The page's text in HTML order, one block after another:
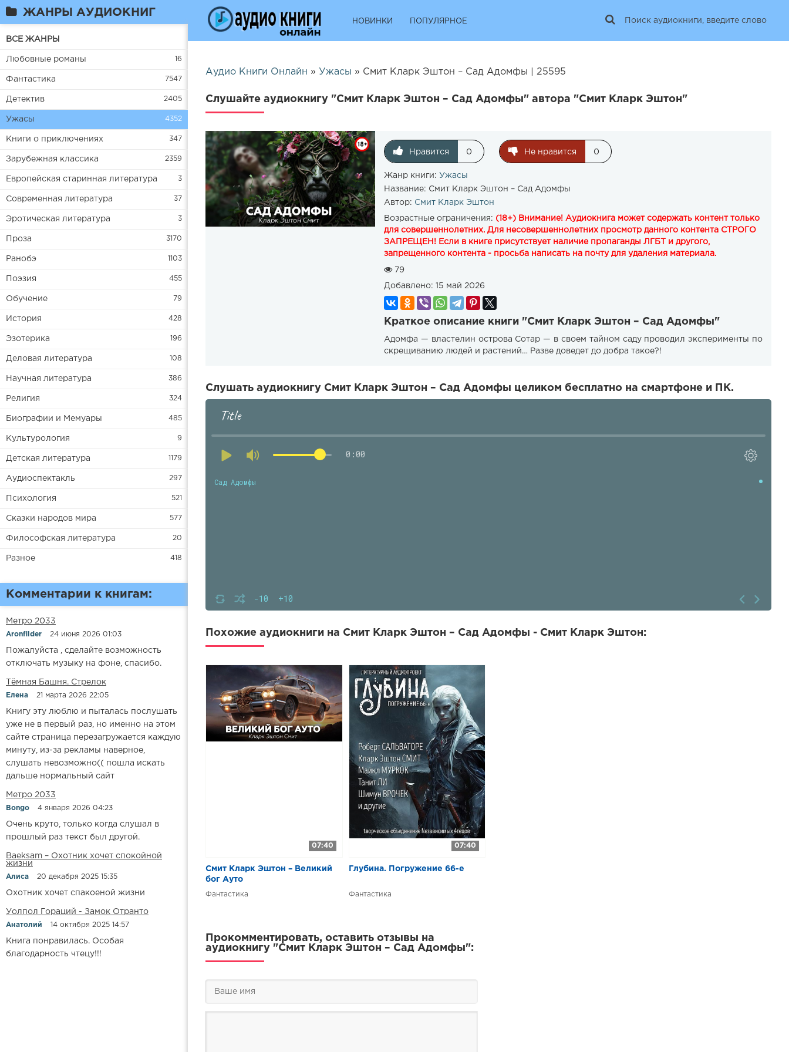
ЖАНРЫ АУДИОКНИГ
ВСЕ ЖАНРЫ
Любовные романы 16
Фантастика 7547
Детектив 2405
Ужасы 4352
Книги о приключениях 347
Зарубежная классика 2359
Европейская старинная литература 3
Современная литература 37
Эротическая литература 3
Проза 3170
Ранобэ 1103
Поэзия 455
Обучение 79
История 428
Эзотерика 196
Деловая литература 108
Научная литература 386
Религия 324
Биографии и Мемуары 485
Культурология 9
Детская литература 1179
Аудиоспектакль 297
Психология 521
Сказки народов мира 577
Философская литература 20
Разное 418
Комментарии к книгам:
Метро 2033
Aronfilder 24 июня 2026 01:03
Пожалуйста , сделайте возможность
отключать музыку на фоне, спасибо.
​​Тёмная Башня. Стрелок
Елена 21 марта 2026 22:05
Книгу эту люблю и пыталась послушать
уже не в первый раз, но именно на этом
сайте страница перезагружается каждую
минуту, из-за рекламы наверное,
слушать невозможно(( пошла искать
дальше нормальный сайт
Метро 2033
Bongo 4 января 2026 04:23
Очень круто, только когда слушал в
прошлый раз текст был другой.
Baeksam – Охотник хочет спокойной
жизни
Алиса 20 декабря 2025 15:35
Охотник хочет спакоеной жизни
Уолпол Гораций - Замок Отранто
Анатолий 14 октября 2025 14:57
Книга понравилась. Особая
благодарность чтецу!!!
НОВИНКИ ПОПУЛЯРНОЕ
Аудио Книги Онлайн » Ужасы » Смит Кларк Эштон – Сад Адомфы | 25595
Слушайте аудиокнигу "Смит Кларк Эштон – Сад Адомфы" автора "Смит Кларк Эштон"
Нравится 0 Не нравится 0
Жанр книги: Ужасы
Название: Смит Кларк Эштон – Сад Адомфы
Автор: Смит Кларк Эштон
Возрастные ограничения: (18+) Внимание! Аудиокнига может содержать контент только
для совершеннолетних. Для несовершеннолетних просмотр данного контента СТРОГО
ЗАПРЕЩЕН! Если в книге присутствует наличие пропаганды ЛГБТ и другого,
запрещенного контента - просьба написать на почту для удаления материала.
79
Добавлено: 15 май 2026
Краткое описание книги "Смит Кларк Эштон – Сад Адомфы"
Адомфа — властелин острова Сотар — в своем тайном саду проводил эксперименты по
скрещиванию людей и растений… Разве доведет до добра такое?!
Слушать аудиокнигу Смит Кларк Эштон – Сад Адомфы целиком бесплатно на смартфоне и ПК.
Title
0:00
-10 +10
Сад Адомфы
Похожие аудиокниги на Смит Кларк Эштон – Сад Адомфы - Смит Кларк Эштон:
07:40
Смит Кларк Эштон – Великий
бог Ауто
Фантастика
07:40
Глубина. Погружение 66-е
Фантастика
Прокомментировать, оставить отзывы на
аудиокнигу "Смит Кларк Эштон – Сад Адомфы":